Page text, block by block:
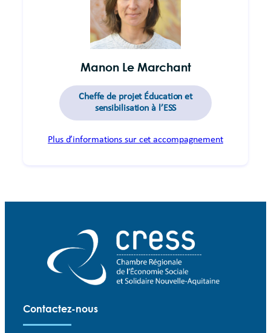
Manon Le Marchant
Cheffe de projet Éducation et
sensibilisation à l’ESS
Plus d’informations sur cet accompagnement
Contactez-nous